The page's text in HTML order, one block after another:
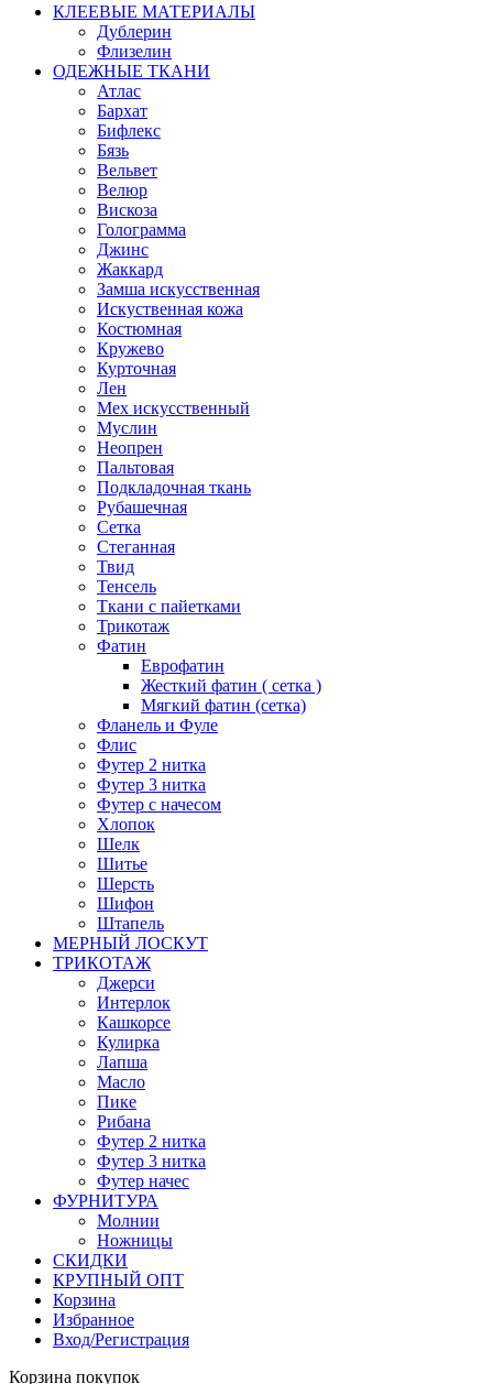
КЛЕЕВЫЕ МАТЕРИАЛЫ
Дублерин
Флизелин
ОДЕЖНЫЕ ТКАНИ
Атлас
Бархат
Бифлекс
Бязь
Вельвет
Велюр
Вискоза
Голограмма
Джинс
Жаккард
Замша искусственная
Искуственная кожа
Костюмная
Кружево
Курточная
Лен
Мех искусственный
Муслин
Неопрен
Пальтовая
Подкладочная ткань
Рубашечная
Сетка
Стеганная
Твид
Тенсель
Ткани с пайетками
Трикотаж
Фатин
Еврофатин
Жесткий фатин ( сетка )
Мягкий фатин (сетка)
Фланель и Фуле
Флис
Футер 2 нитка
Футер 3 нитка
Футер с начесом
Хлопок
Шелк
Шитье
Шерсть
Шифон
Штапель
МЕРНЫЙ ЛОСКУТ
ТРИКОТАЖ
Джерси
Интерлок
Кашкорсе
Кулирка
Лапша
Масло
Пике
Рибана
Футер 2 нитка
Футер 3 нитка
Футер начес
ФУРНИТУРА
Молнии
Ножницы
СКИДКИ
КРУПНЫЙ ОПТ
Корзина
Избранное
Вход/Регистрация
Корзина покупок